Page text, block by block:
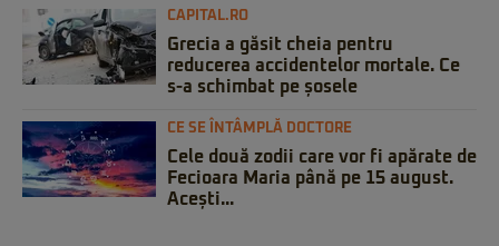
CAPITAL.RO
Grecia a găsit cheia pentru
reducerea accidentelor mortale. Ce
s-a schimbat pe șosele
CE SE ÎNTÂMPLĂ DOCTORE
Cele două zodii care vor fi apărate de
Fecioara Maria până pe 15 august.
Acești...